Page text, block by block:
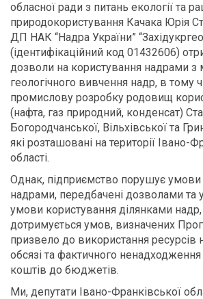
обласної ради з питань екології та
природокористування Качака Юрія
ДП НАК “Надра України”
(ідентифікаційний код 01432606)
дозволи на користування надрами з
геологічного вивчення надр, в тому
промислову розробку родовищ
(нафта, газ природний, конденсат)
Богородчанської, Вільхівської та
які розташовані на території Івано-
області.
Однак, підприємство порушує умови
надрами, передбачені дозволами та
умови користування ділянками
дотримується умов, визначених
призвело до використання
обсязі та фактичного
коштів до бюджетів.
Ми, депутати Івано-Франківської